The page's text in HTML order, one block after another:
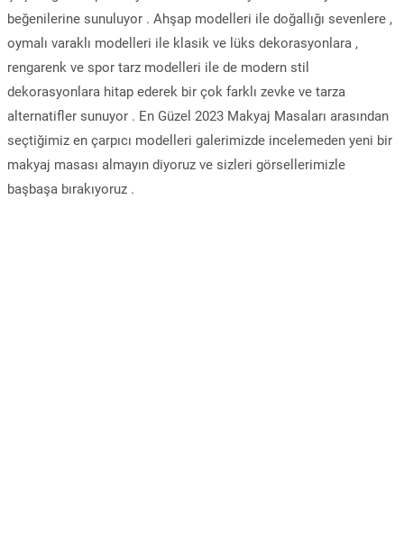
beğenilerine sunuluyor . Ahşap modelleri ile doğallığı sevenlere ,
oymalı varaklı modelleri ile klasik ve lüks dekorasyonlara ,
rengarenk ve spor tarz modelleri ile de modern stil
dekorasyonlara hitap ederek bir çok farklı zevke ve tarza
alternatifler sunuyor . En Güzel 2023 Makyaj Masaları arasından
seçtiğimiz en çarpıcı modelleri galerimizde incelemeden yeni bir
makyaj masası almayın diyoruz ve sizleri görsellerimizle
başbaşa bırakıyoruz .